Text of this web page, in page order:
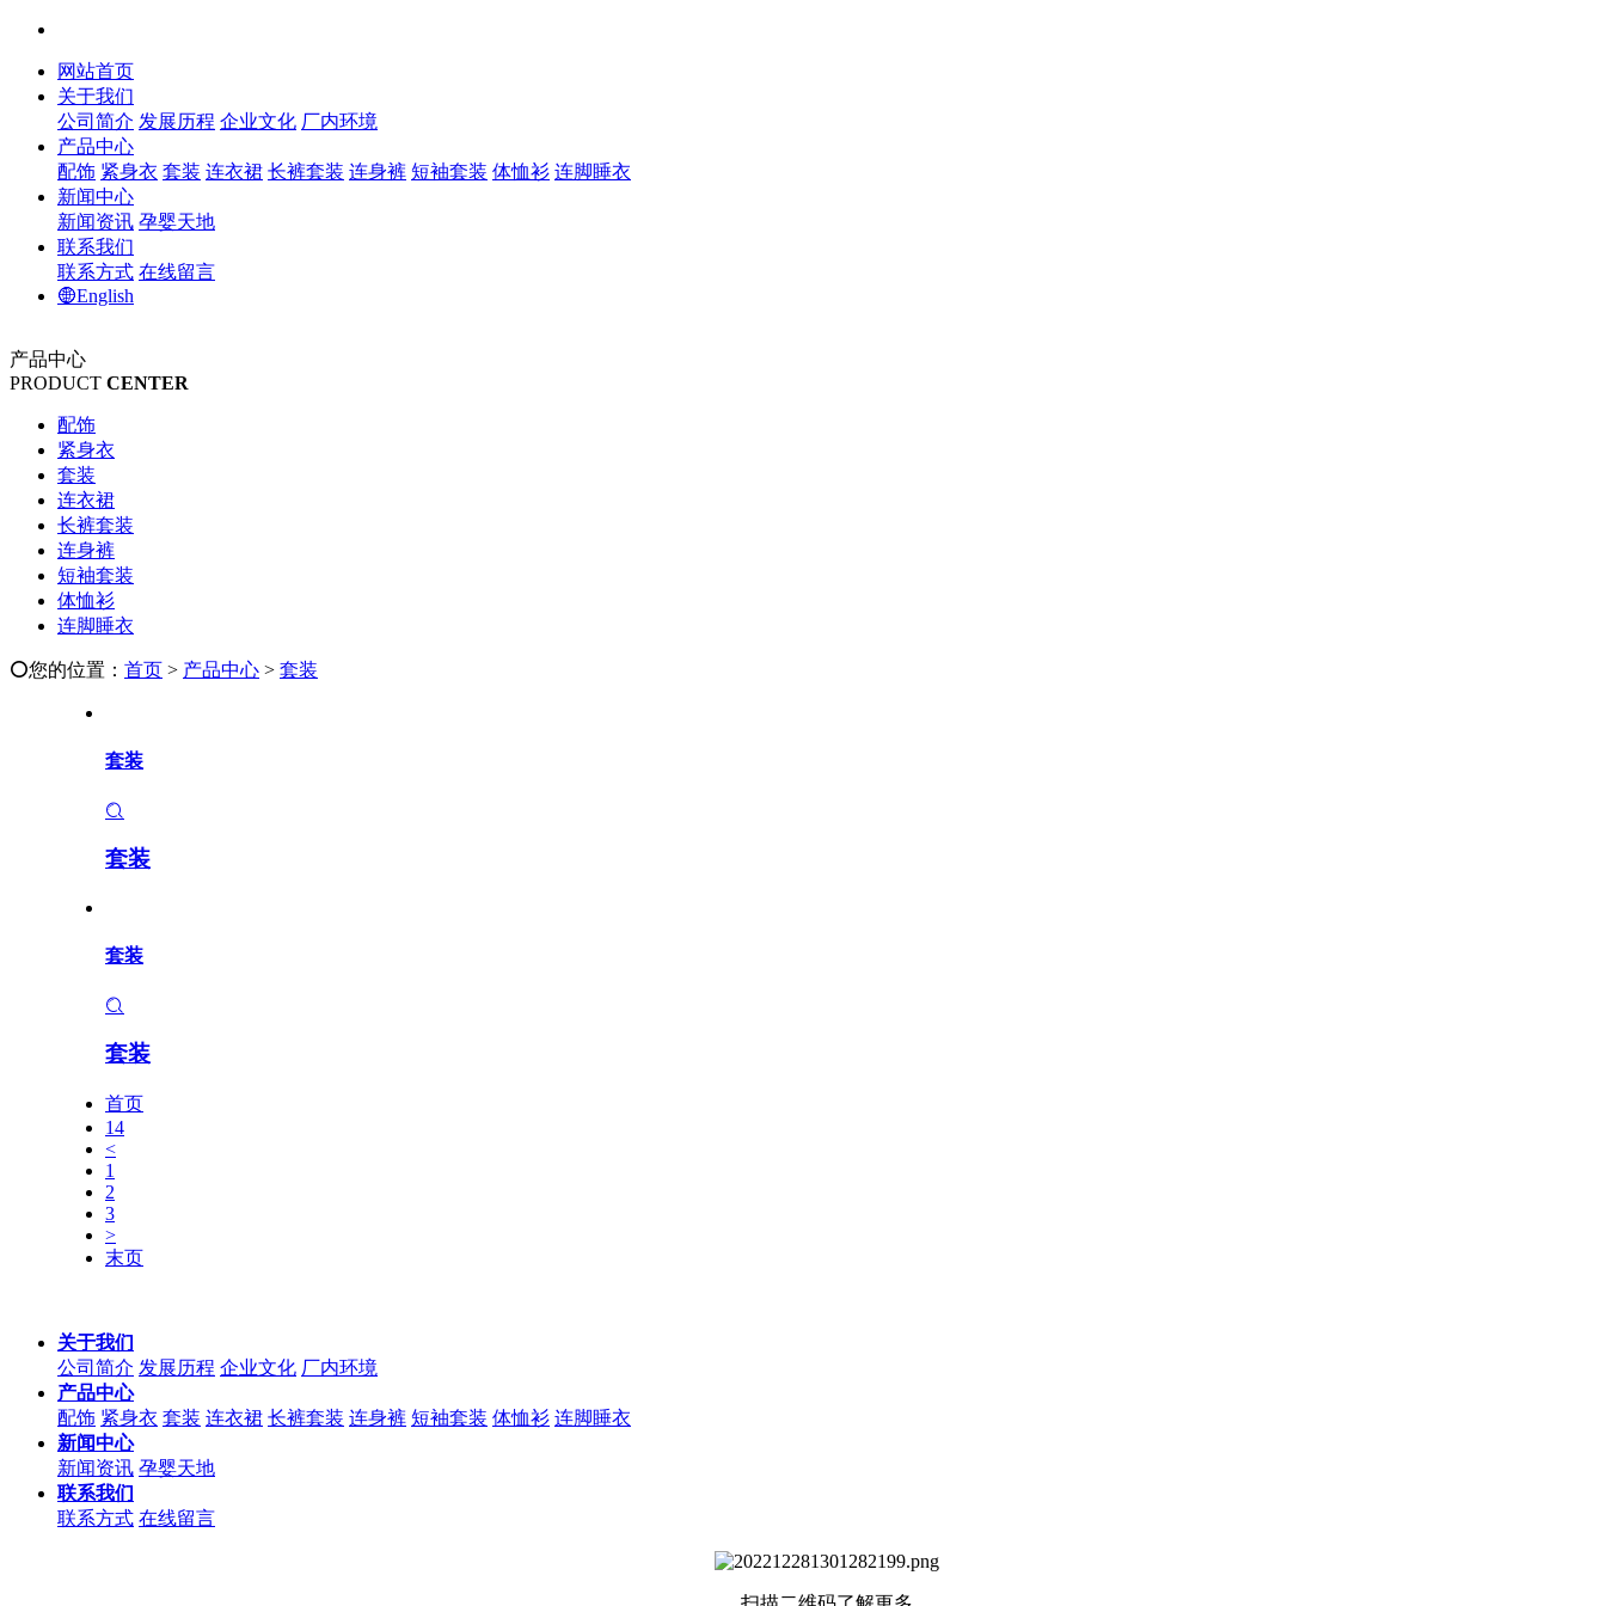
网站首页
关于我们
公司简介 发展历程 企业文化 厂内环境
产品中心
配饰 紧身衣 套装 连衣裙 长裤套装 连身裤 短袖套装 体恤衫 连脚睡衣
新闻中心
新闻资讯 孕婴天地
联系我们
联系方式 在线留言
English
产品中心
PRODUCT CENTER
配饰
紧身衣
套装
连衣裙
长裤套装
连身裤
短袖套装
体恤衫
连脚睡衣
您的位置： 首页 > 产品中心 > 套装
套装
套装
套装
套装
首页
14
<
1
2
3
>
末页
关于我们
公司简介 发展历程 企业文化 厂内环境
产品中心
配饰 紧身衣 套装 连衣裙 长裤套装 连身裤 短袖套装 体恤衫 连脚睡衣
新闻中心
新闻资讯 孕婴天地
联系我们
联系方式 在线留言